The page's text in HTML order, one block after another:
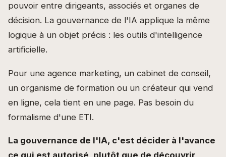
pouvoir entre dirigeants, associés et organes de
décision. La gouvernance de l'IA applique la même
logique à un objet précis : les outils d'intelligence
artificielle.
Pour une agence marketing, un cabinet de conseil,
un organisme de formation ou un créateur qui vend
en ligne, cela tient en une page. Pas besoin du
formalisme d'une ETI.
La gouvernance de l'IA, c'est décider à l'avance